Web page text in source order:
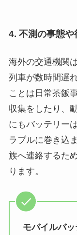
4. 不測の事態や
海外の交通機関
列車が数時間遅
ことは日常茶飯
収集をしたり、
にもバッテリー
ラブルに巻き込
族へ連絡するた
ります。
モバイルバ